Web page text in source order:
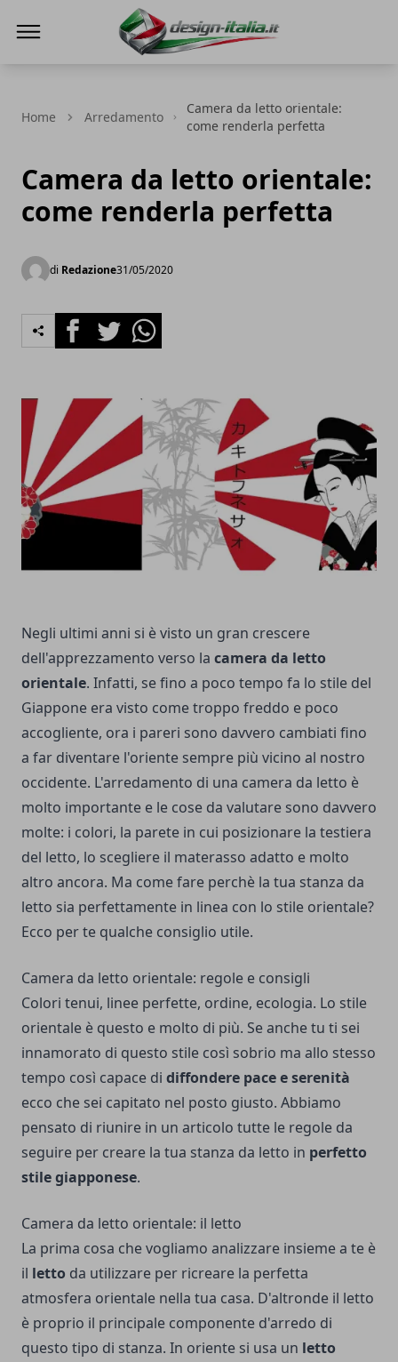
Home Arredamento
Camera da letto orientale:
come renderla perfetta
Camera da letto orientale:
come renderla perfetta
di Redazione31/05/2020
FacebookTwitterWhatsapp
Negli ultimi anni si è visto un gran crescere
dell'apprezzamento verso la camera da letto
orientale. Infatti, se fino a poco tempo fa lo stile del
Giappone era visto come troppo freddo e poco
accogliente, ora i pareri sono davvero cambiati fino
a far diventare l'oriente sempre più vicino al nostro
occidente. L'arredamento di una camera da letto è
molto importante e le cose da valutare sono davvero
molte: i colori, la parete in cui posizionare la testiera
del letto, lo scegliere il materasso adatto e molto
altro ancora. Ma come fare perchè la tua stanza da
letto sia perfettamente in linea con lo stile orientale?
Ecco per te qualche consiglio utile.
Camera da letto orientale: regole e consigli
Colori tenui, linee perfette, ordine, ecologia. Lo stile
orientale è questo e molto di più. Se anche tu ti sei
innamorato di questo stile così sobrio ma allo stesso
tempo così capace di diffondere pace e serenità
ecco che sei capitato nel posto giusto. Abbiamo
pensato di riunire in un articolo tutte le regole da
seguire per creare la tua stanza da letto in perfetto
stile giapponese.
Camera da letto orientale: il letto
La prima cosa che vogliamo analizzare insieme a te è
il letto da utilizzare per ricreare la perfetta
atmosfera orientale nella tua casa. D'altronde il letto
è proprio il principale componente d'arredo di
questo tipo di stanza. In oriente si usa un letto